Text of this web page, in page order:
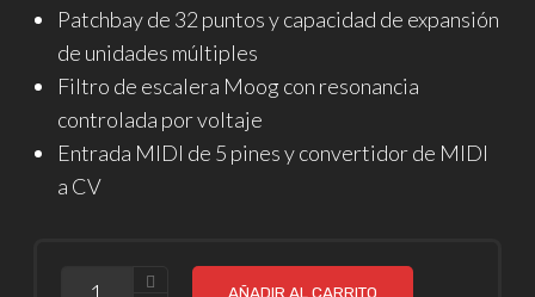
Patchbay de 32 puntos y capacidad de expansión
de unidades múltiples
Filtro de escalera Moog con resonancia
controlada por voltaje
Entrada MIDI de 5 pines y convertidor de MIDI
a CV
CANTIDAD
AÑADIR AL CARRITO